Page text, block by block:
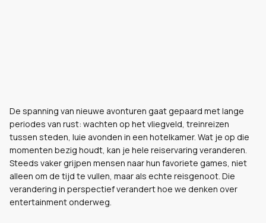
De spanning van nieuwe avonturen gaat gepaard met lange
periodes van rust: wachten op het vliegveld, treinreizen
tussen steden, luie avonden in een hotelkamer. Wat je op die
momenten bezig houdt, kan je hele reiservaring veranderen.
Steeds vaker grijpen mensen naar hun favoriete games, niet
alleen om de tijd te vullen, maar als echte reisgenoot. Die
verandering in perspectief verandert hoe we denken over
entertainment onderweg.